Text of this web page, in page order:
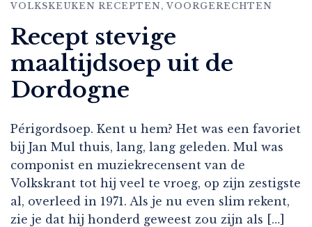
VOLKSKEUKEN RECEPTEN,VOORGERECHTEN
Recept stevige
maaltijdsoep uit de
Dordogne
Périgordsoep. Kent u hem? Het was een favoriet
bij Jan Mul thuis, lang, lang geleden. Mul was
componist en muziekrecensent van de
Volkskrant tot hij veel te vroeg, op zijn zestigste
al, overleed in 1971. Als je nu even slim rekent,
zie je dat hij honderd geweest zou zijn als […]